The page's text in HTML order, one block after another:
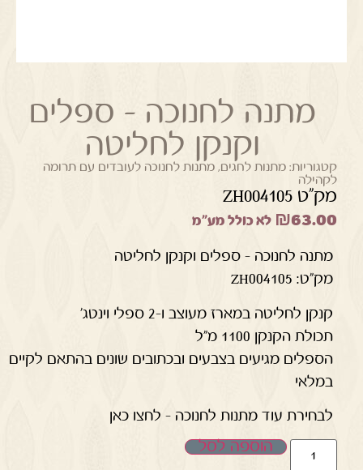
מתנה לחנוכה – ספלים
וקנקן לחליטה
קטגוריות: מתנות לחגים,מתנות לחנוכה לעובדים עם תרומה
לקהילה
מק"ט ZH004105
₪63.00 לא כולל מע"מ
מתנה לחנוכה – ספלים וקנקן לחליטה
מק"ט: ZH004105
קנקן לחליטה במארז מעוצב ו-2 ספלי וינטג'
תכולת הקנקן 1100 מ"ל
הספלים מגיעים בצבעים ובכתובים שונים בהתאם לקיים
במלאי
לבחירת עוד מתנות לחנוכה – לחצו כאן
הוספה לסל